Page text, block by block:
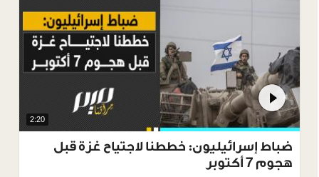
2:20
ضباط إسرائيليون: خططنا لاجتياح غزة قبل
هجوم 7 أكتوبر